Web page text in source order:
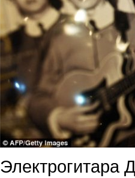
Электрогитара